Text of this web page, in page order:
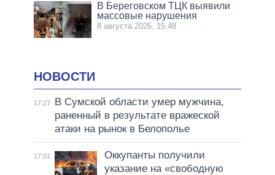
В Береговском ТЦК выявили
массовые нарушения
8 августа 2026, 15:48
НОВОСТИ
17:27
В Сумской области умер мужчина,
раненный в результате вражеской
атаки на рынок в Белополье
17:01
Оккупанты получили
указание на «свободную